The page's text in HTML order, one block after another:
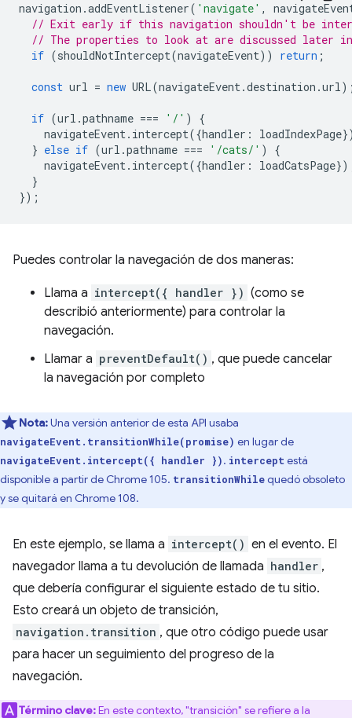
navigation .addEventListener( 'navigate' ,
// Exit early if this navigation shouldn't be
// The properties to look at are discussed later
if (shouldNotIntercept(navigateEvent)) return ;
const url = new URL(navigateEvent.destination .url
if (url .pathname === '/' )
{
navigateEvent. intercept({handler : loadIndexPage
} else if (url .pathname === '/cats/' )
{
navigateEvent. intercept({handler : loadCatsPage
}
});
Puedes controlar la navegación de dos maneras:
Llama a intercept({ handler }) (como se
describió anteriormente) para controlar la
navegación.
Llamar a preventDefault() , que puede cancelar
la navegación por completo
Nota:Una versión anterior de esta API usaba
navigateEvent.transitionWhile(promise) en lugar de
navigateEvent.intercept({ handler }). intercept está
disponible a partir de Chrome 105. transitionWhilequedó obsoleto
y se quitará en Chrome 108.
En este ejemplo, se llama a intercept() en el evento. El
navegador llama a tu devolución de llamada handler ,
que debería configurar el siguiente estado de tu sitio.
Esto creará un objeto de transición,
navigation.transition , que otro código puede usar
para hacer un seguimiento del progreso de la
navegación.
Término clave:En este contexto, "transición" se refiere a la